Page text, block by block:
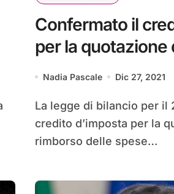
Confermato il
per la quotazione
Nadia Pascale Dic 27, 2021
La legge di bilancio per il 2022 conferma il
credito d’imposta per la
rimborso delle spese…